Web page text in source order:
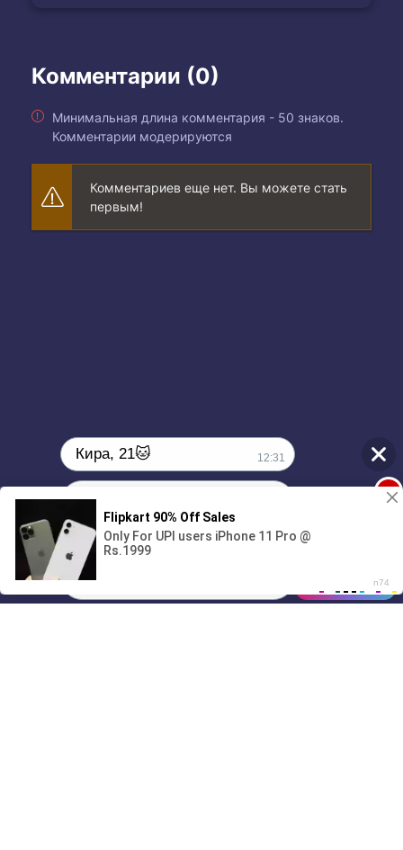
Комментарии (0)
Минимальная длина комментария - 50 знаков.
Комментарии модерируются
Комментариев еще нет. Вы можете стать
первым!
01/07
00:00
Кира, 21🐱 12:31
Поиграешь со мной? 💖🐾 1